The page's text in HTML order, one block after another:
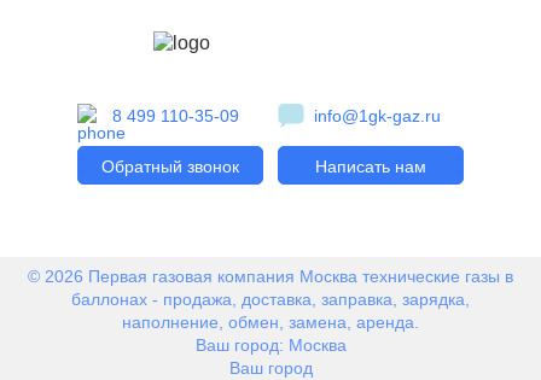
8 499 110-35-09
Обратный звонок
info@1gk-gaz.ru
Написать нам
© 2026 Первая газовая компания Москва технические газы в
баллонах - продажа, доставка, заправка, зарядка,
наполнение, обмен, замена, аренда.
Ваш город: Москва
Ваш город